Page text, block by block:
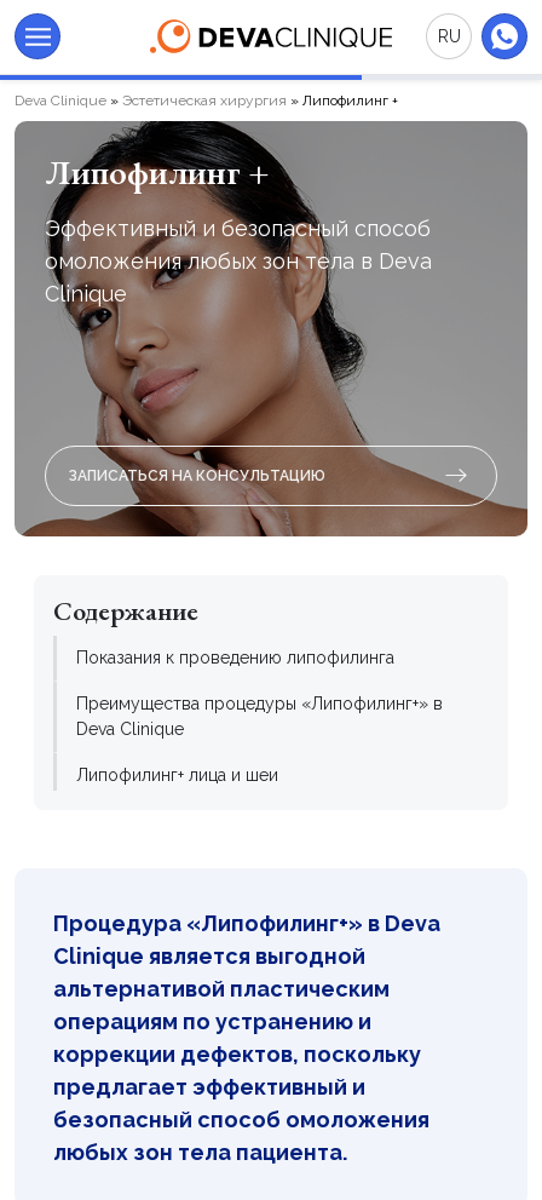
RU
Deva Clinique » Эстетическая хирургия » Липофилинг +
Липофилинг +
Эффективный и безопасный способ
омоложения любых зон тела в Deva
Clinique
ЗАПИСАТЬСЯ НА КОНСУЛЬТАЦИЮ
Процедура «Липофилинг+» в Deva
Clinique является выгодной
альтернативой пластическим
операциям по устранению и
коррекции дефектов, поскольку
предлагает эффективный и
безопасный способ омоложения
любых зон тела пациента.
Содержание
Показания к проведению липофилинга
Преимущества процедуры «Липофилинг+» в
Deva Clinique
Липофилинг+ лица и шеи
Восстановление после липофилинга